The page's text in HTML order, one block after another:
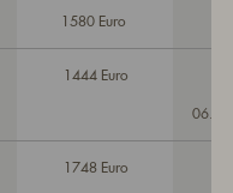
1580 Euro
1444 Euro
1748 Euro